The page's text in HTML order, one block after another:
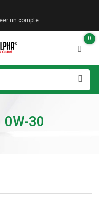
un compte
0
0W-30